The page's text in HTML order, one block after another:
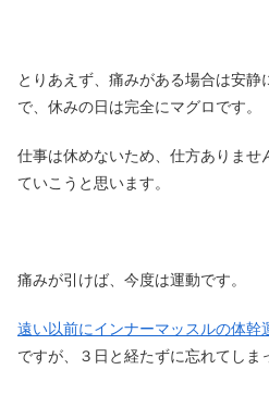
とりあえず、痛みがある場合は安
で、休みの日は完全にマグロです。
仕事は休めないため、仕方ありませ
ていこうと思います。
痛みが引けば、今度は運動です。
遠い以前にインナーマッスルの体幹
ですが、３日と経たずに忘れてしま